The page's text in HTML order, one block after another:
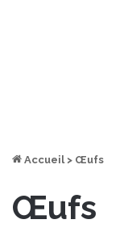
Accueil > Œufs
Œufs